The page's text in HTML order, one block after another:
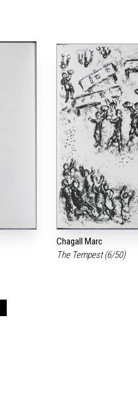
Chagall Marc
The Tempest (6/50)